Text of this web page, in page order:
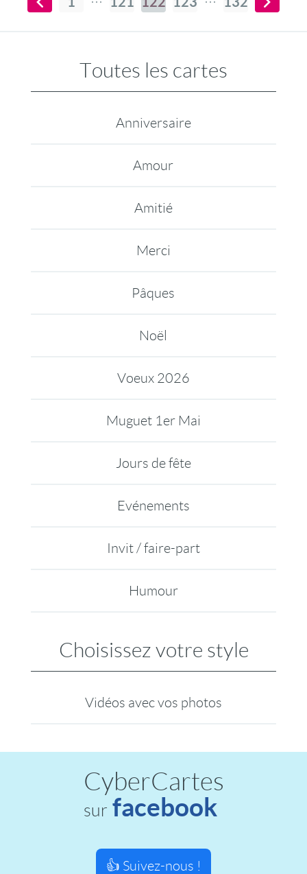
Toutes les cartes
Anniversaire
Amour
Amitié
Merci
Pâques
Noël
Voeux 2026
Muguet 1er Mai
Jours de fête
Evénements
Invit / faire-part
Humour
Choisissez votre style
Vidéos avec vos photos
CyberCartes
sur facebook
👍 Suivez-nous !